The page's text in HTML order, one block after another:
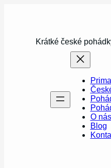
Krátké české
O nás
Blog